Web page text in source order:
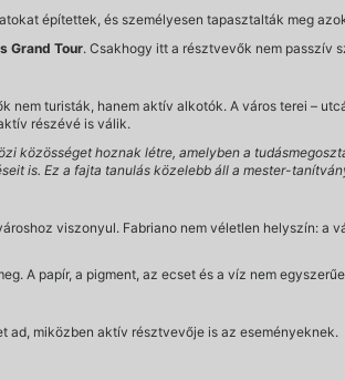
építettek, és személyesen tapasztalták meg
Grand Tour. Csakhogy itt a résztvevők nem passzív
turisták, hanem aktív alkotók. A város terei –
részévé is válik.
közösséget hoznak létre, amelyben a
is. Ez a fajta tanulás közelebb áll a mester-
viszonyul. Fabriano nem véletlen helyszín: a
A papír, a pigment, az ecset és a víz nem
ad, miközben aktív résztvevője is az eseményeknek.